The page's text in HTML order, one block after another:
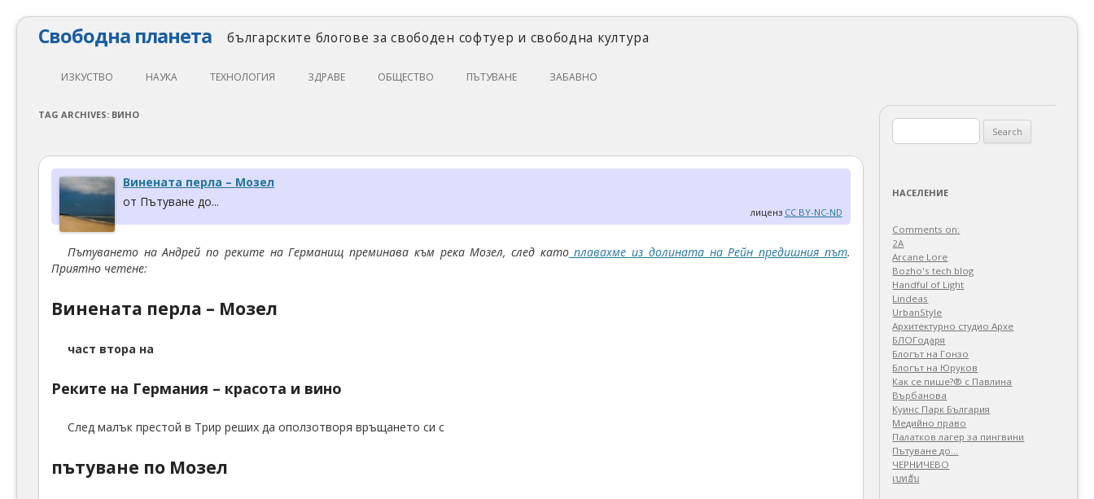
Свободна планета българските блогове за свободен софтуер и свободна култура
Skip
to
ИЗКУСТВО
КИНО
МУЗИКА
ФОТОГРАФИЯ
НАУКА
ФИЗИКА
ОБРАЗОВАНИЕ
ТЕХНОЛОГИЯ
СВОБОДЕН ХАРДУЕР
ДЖАДЖИ
ЗДРАВЕ ОБЩЕСТВО
ЦИФРОВИ ПРАВА
ПЪТУВАНЕ ЗАБАВНО
TAG ARCHIVES: ВИНО
Винената перла – Мозел
от Пътуване до...
лиценз CC BY-NC-ND
Пътуването на Андрей по реките на Германищ преминава към река Мозел, след катоплавахме из долината на Рейн предишния път.
Приятно четене:
Винената перла – Мозел
част втора на
Реките на Германия – красота и вино
След малък престой в Трир реших да оползотворя връщането си с
пътуване по Мозел
for:
НАСЕЛЕНИЕ
Comments on:
2A
Arcane Lore
Bozho's tech blog
Handful of Light
Lindeas
UrbanStyle
Архитектурно студио Архе
БЛОГодаря
Блогът на Гонзо
Блогът на Юруков
Как се пише?® с Павлина
Върбанова
Куинс Парк България
Медийно право
Палатков лагер зa пингвини
Пътуване до…
ЧЕРНИЧЕВО
เบทฮับ